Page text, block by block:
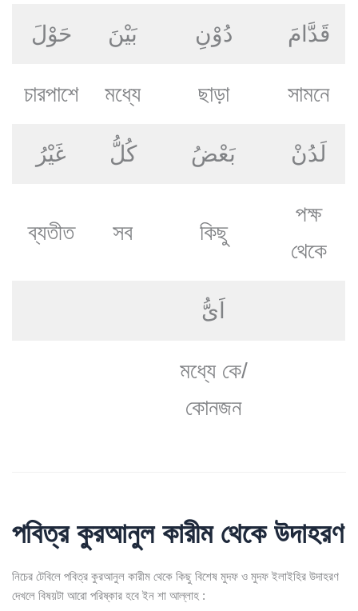
حَوْلَ بَيْنَ دُوْنِ قَدَّامَ
চারপাশে মধ্যে ছাড়া সামনে
غَيْرُ كُلُّ بَعْضُ لَدُنْ
ব্যতীত সব কিছু
পক্ষ
থেকে
اَیُّ
মধ্যে কে/
কোনজন
পবিত্র কুরআনুল কারীম থেকে উদাহরণ
নিচের টেবিলে পবিত্র কুরআনুল কারীম থেকে কিছু বিশেষ মুদফ ও মুদফ ইলাইহির উদাহরণ
দেখলে বিষয়টা আরো পরিষ্কার হবে ইন শা আল্লাহ :